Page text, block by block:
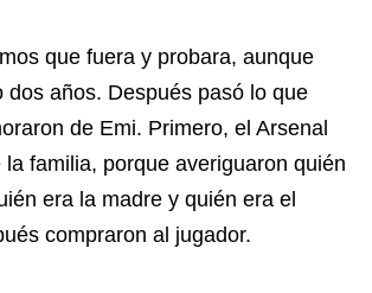
que fuera y probara, aunque
dos años. Después pasó lo que
de Emi. Primero, el Arsenal
familia, porque averiguaron quién
era la madre y quién era el
compraron al jugador.